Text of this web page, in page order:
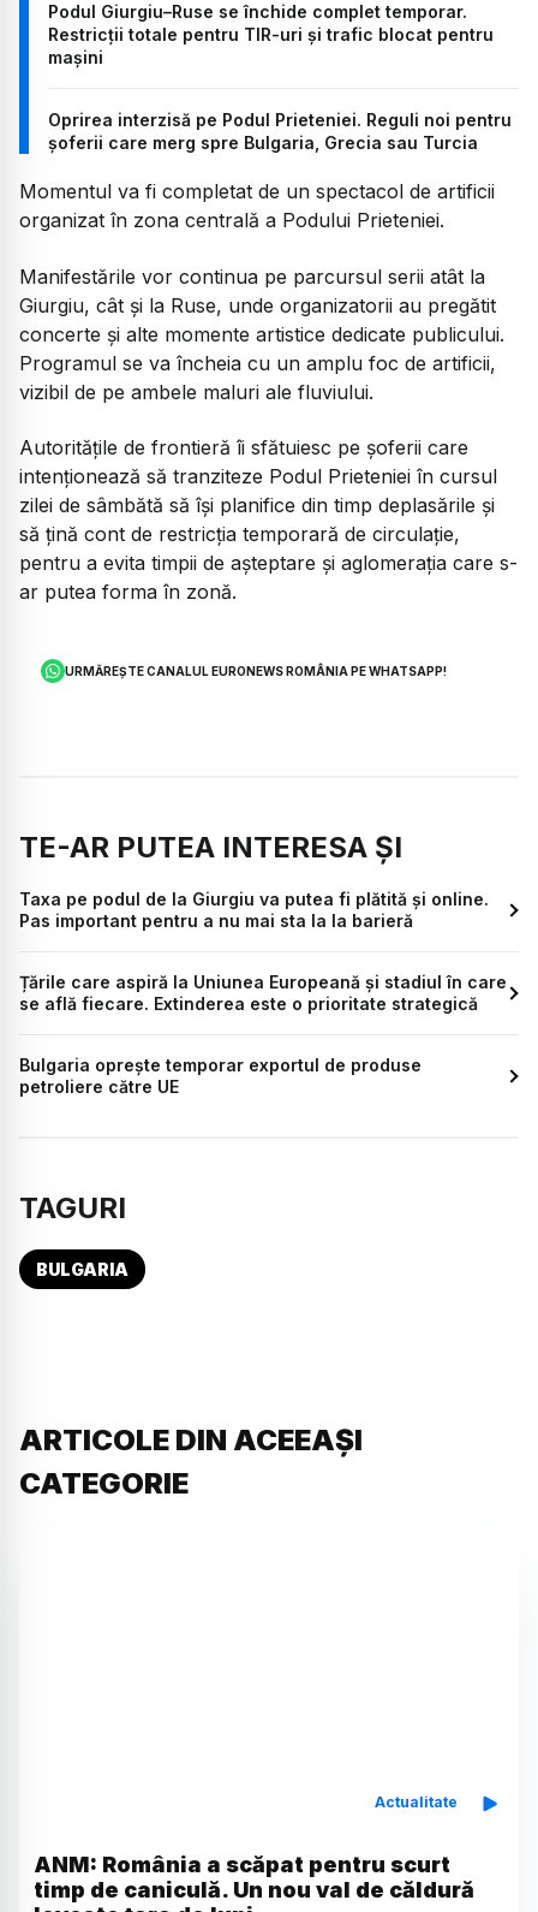
Podul Giurgiu–Ruse se închide complet temporar.
Restricții totale pentru TIR-uri și trafic blocat pentru
mașini
Oprirea interzisă pe Podul Prieteniei. Reguli noi pentru
șoferii care merg spre Bulgaria, Grecia sau Turcia
Momentul va fi completat de un spectacol de artificii
organizat în zona centrală a Podului Prieteniei.
Manifestările vor continua pe parcursul serii atât la
Giurgiu, cât și la Ruse, unde organizatorii au pregătit
concerte și alte momente artistice dedicate publicului.
Programul se va încheia cu un amplu foc de artificii,
vizibil de pe ambele maluri ale fluviului.
Autoritățile de frontieră îi sfătuiesc pe șoferii care
intenționează să tranziteze Podul Prieteniei în cursul
zilei de sâmbătă să își planifice din timp deplasările și
să țină cont de restricția temporară de circulație,
pentru a evita timpii de așteptare și aglomerația care s-
ar putea forma în zonă.
URMĂREȘTE CANALUL EURONEWS ROMÂNIA PE WHATSAPP!
TE-AR PUTEA INTERESA ȘI
Taxa pe podul de la Giurgiu va putea fi plătită și online.
Pas important pentru a nu mai sta la la barieră
Țările care aspiră la Uniunea Europeană și stadiul în care
se află fiecare. Extinderea este o prioritate strategică
Bulgaria oprește temporar exportul de produse
petroliere către UE
TAGURI
BULGARIA
ARTICOLE DIN ACEEAȘI
CATEGORIE
Actualitate
ANM: România a scăpat pentru scurt
timp de caniculă. Un nou val de căldură